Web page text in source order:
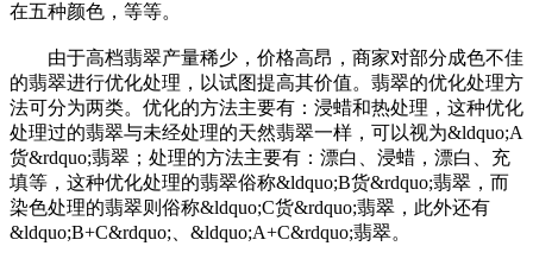
在五种颜色，等等。
由于高档翡翠产量稀少，价格高昂，商家对部分成色不佳
的翡翠进行优化处理，以试图提高其价值。翡翠的优化处理方
法可分为两类。优化的方法主要有：浸蜡和热处理，这种优化
处理过的翡翠与未经处理的天然翡翠一样，可以视为&ldquo;A
货&rdquo;翡翠；处理的方法主要有：漂白、浸蜡，漂白、充
填等，这种优化处理的翡翠俗称&ldquo;B货&rdquo;翡翠，而
染色处理的翡翠则俗称&ldquo;C货&rdquo;翡翠，此外还有
&ldquo;B+C&rdquo;、&ldquo;A+C&rdquo;翡翠。